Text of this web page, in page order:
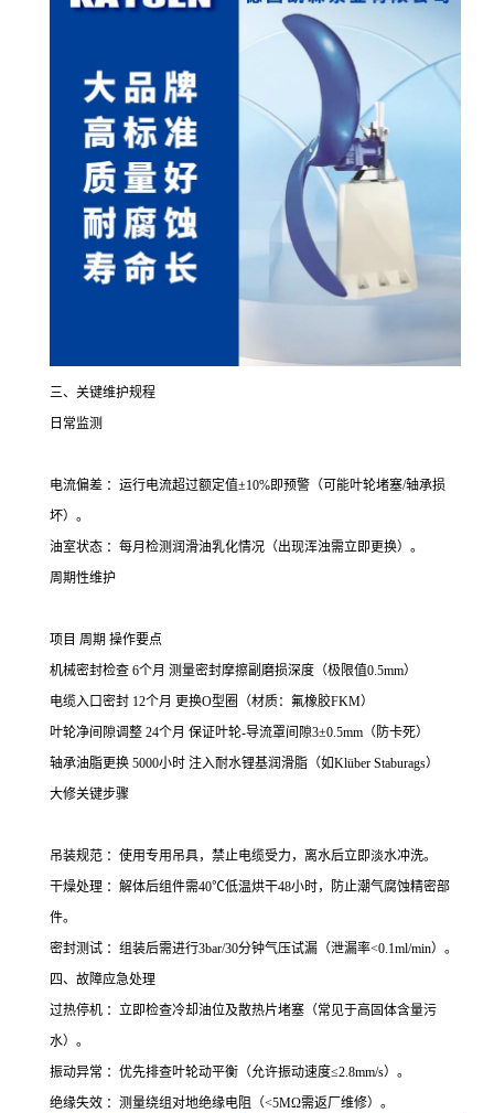
三、关键维护规程
日常监测
电流偏差 ：运行电流超过额定值±10%即预警（可能叶轮堵塞/轴承损
坏）。
油室状态 ：每月检测润滑油乳化情况（出现浑浊需立即更换）。
周期性维护
项目 周期 操作要点
机械密封检查 6个月 测量密封摩擦副磨损深度（极限值0.5mm）
电缆入口密封 12个月 更换O型圈（材质：氟橡胶FKM）
叶轮净间隙调整 24个月 保证叶轮-导流罩间隙3±0.5mm（防卡死）
轴承油脂更换 5000小时 注入耐水锂基润滑脂（如Klüber Staburags）
大修关键步骤
吊装规范 ：使用专用吊具，禁止电缆受力，离水后立即淡水冲洗。
干燥处理 ：解体后组件需40℃低温烘干48小时，防止潮气腐蚀精密部
件。
密封测试 ：组装后需进行3bar/30分钟气压试漏（泄漏率<0.1ml/min）。
四、故障应急处理
过热停机 ：立即检查冷却油位及散热片堵塞（常见于高固体含量污
水）。
振动异常 ：优先排查叶轮动平衡（允许振动速度≤2.8mm/s）。
绝缘失效 ：测量绕组对地绝缘电阻（<5MΩ需返厂维修）。